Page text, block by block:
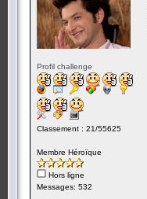
Profil challenge
Classement : 21/55625
Membre Héroïque
Hors ligne
Messages: 532